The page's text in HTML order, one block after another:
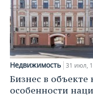
Недвижимость 31 июл,
Бизнес в объекте
особенности